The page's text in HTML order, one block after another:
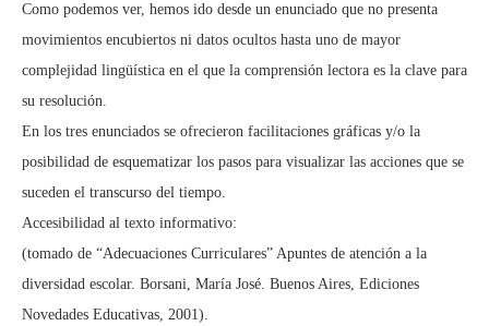
Como podemos ver, hemos ido desde un enunciado que no presenta
movimientos encubiertos ni datos ocultos hasta uno de mayor
complejidad lingüística en el que la comprensión lectora es la clave para
su resolución.
En los tres enunciados se ofrecieron facilitaciones gráficas y/o la
posibilidad de esquematizar los pasos para visualizar las acciones que se
suceden el transcurso del tiempo.
Accesibilidad al texto informativo:
(tomado de “Adecuaciones Curriculares” Apuntes de atención a la
diversidad escolar. Borsani, María José. Buenos Aires, Ediciones
Novedades Educativas, 2001).